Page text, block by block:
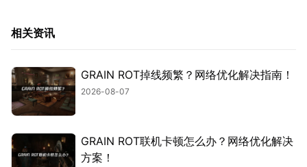
相关资讯
GRAIN ROT掉线频繁？网络优化解决指南！
2026-08-07
GRAIN ROT联机卡顿怎么办？网络优化解决
方案！